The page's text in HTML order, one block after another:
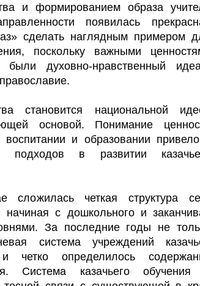
и формированием образа
появилась
сделать наглядным примером
поскольку важными
были духовно-нравственный
становится национальной
основой. Понимание
воспитании и образовании
подходов в развитии
сложилась четкая структура
начиная с дошкольного и
За последние годы не
система учреждений
четко определилось
Система казачьего